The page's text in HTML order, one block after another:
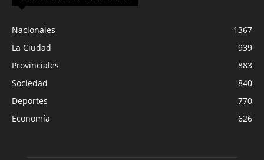
Nacionales
1367
La Ciudad
939
Provinciales
883
Sociedad
840
Deportes
770
Economía
626